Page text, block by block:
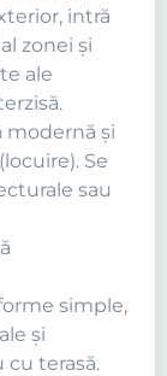
intră
zonei şi
ale
modernă şi
Se
sau
simple,
şi
cu terasă.